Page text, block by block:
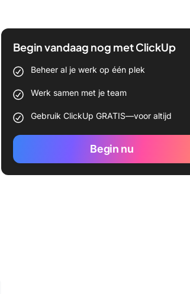
Begin vandaag nog met ClickUp
Beheer al je werk op één plek
Werk samen met je team
Gebruik ClickUp GRATIS—voor altijd
Begin nu